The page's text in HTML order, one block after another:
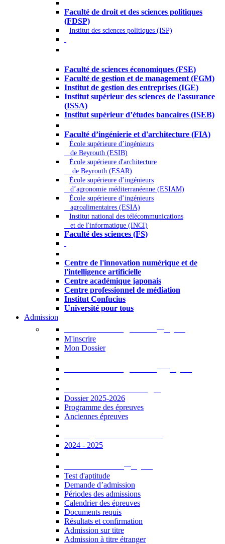
Faculté de droit et des sciences politiques
(FDSP)
Institut des sciences politiques (ISP)
Faculté de sciences économiques (FSE)
Faculté de gestion et de management (FGM)
Institut de gestion des entreprises (IGE)
Institut supérieur des sciences de l'assurance
(ISSA)
Institut supérieur d’études bancaires (ISEB)
Faculté d’ingénierie et d'architecture (FIA)
École supérieure d’ingénieurs
de Beyrouth (ESIB)
École supérieure d'architecture
de Beyrouth (ESAR)
École supérieure d’ingénieurs
d’agronomie méditerranéenne (ESIAM)
École supérieure d’ingénieurs
agroalimentaires (ESIA)
Institut national des télécommunications
et de l'informatique (INCI)
Faculté des sciences (FS)
Centre de l'innovation numérique et de
l'intelligence artificielle
Centre académique japonais
Centre professionnel de médiation
Institut Confucius
Université pour tous
Admission
M'inscrire
Mon Dossier
Dossier 2025-2026
Programme des épreuves
Anciennes épreuves
2024 - 2025
Test d'aptitude
Demande d’admission
Périodes des admissions
Calendrier des épreuves
Documents requis
Résultats et confirmation
Admission sur titre
Admission à titre étranger